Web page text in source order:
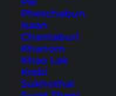
Phetchabun
Isaan
Chantaburi
Khanom
Khao Lak
Krabi
Sukhothai